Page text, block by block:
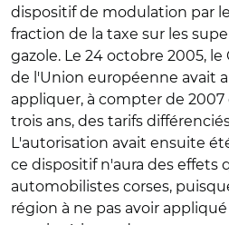
dispositif de modulation par
fraction de la taxe sur les
gazole. Le 24 octobre 2005,
de l'Union européenne avait
appliquer, à compter de
trois ans, des tarifs
L'autorisation avait ensuite
ce dispositif n'aura des effets
automobilistes corses,
région à ne pas avoir